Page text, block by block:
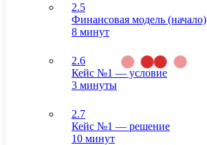
2.5
Финансовая модель (начало)
8 минут
2.6
Кейс №1 — условие
3 минуты
2.7
Кейс №1 — решение
10 минут